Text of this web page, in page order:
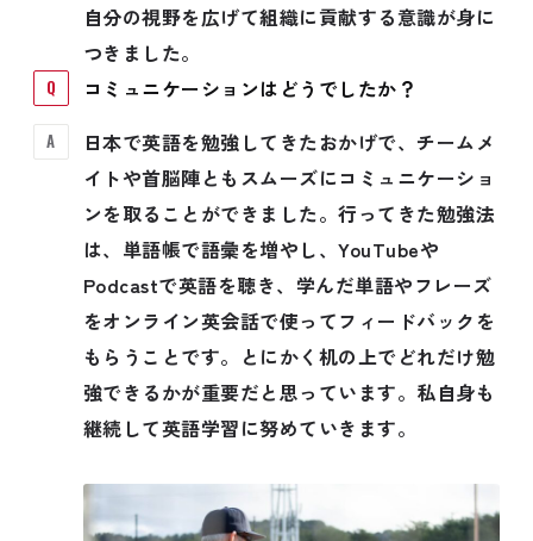
自分の視野を広げて組織に貢献する意識が身に
つきました。
コミュニケーションはどうでしたか？
日本で英語を勉強してきたおかげで、チームメ
イトや首脳陣ともスムーズにコミュニケーショ
ンを取ることができました。行ってきた勉強法
は、単語帳で語彙を増やし、YouTubeや
Podcastで英語を聴き、学んだ単語やフレーズ
をオンライン英会話で使ってフィードバックを
もらうことです。とにかく机の上でどれだけ勉
強できるかが重要だと思っています。私自身も
継続して英語学習に努めていきます。